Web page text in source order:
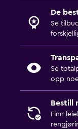
De
Se
Se
opp
Bestill
Finn